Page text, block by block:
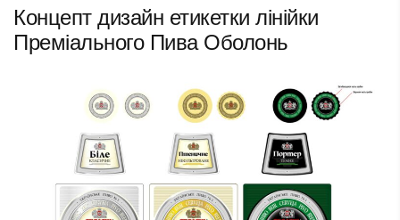
Концепт дизайн етикетки лінійки
Преміального Пива Оболонь